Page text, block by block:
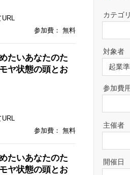
URL
参加費： 無料
たいあなたのた
ヤ状態の頭とお
URL
参加費： 無料
たいあなたのた
ヤ状態の頭とお
カテゴ
対象者
参加費
主催者
開催日